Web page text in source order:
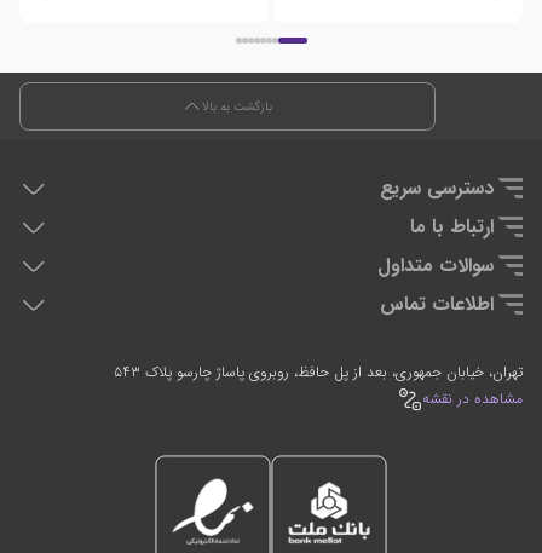
بازگشت به بالا
دسترسی سریع
هدفون دی جی
دی جی کنترلر
تجهیزان اجرای زنده
تجهیزات استودیویی
ارتباط با ما
تماس با ما
سوالات متداول
سوالات متداول
اطلاعات تماس
021-66764054
7 روز هفته، 24 ساعته پاسخگوی شما هستیم
تهران، خیابان جمهوری، بعد از پل حافظ، روبروی پاساژ چارسو پلاک ۵۴۳
مشاهده در نقشه